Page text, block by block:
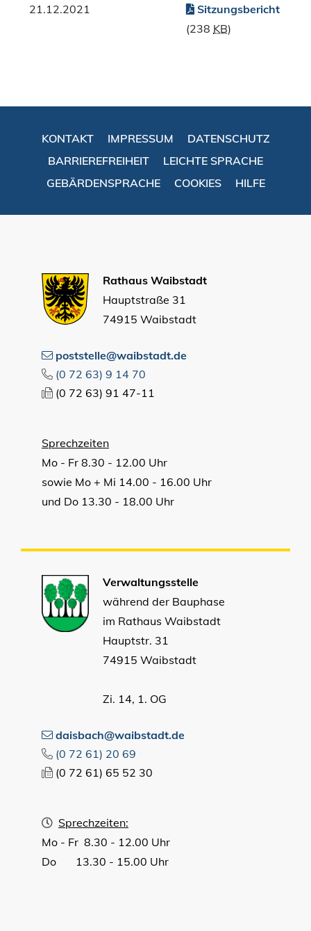
21.12.2021
Sitzungsbericht
(238 KB)
KONTAKT IMPRESSUM
DATENSCHUTZ
BARRIEREFREIHEIT
LEICHTE SPRACHE
GEBÄRDENSPRACHE
COOKIES HILFE
Rathaus Waibstadt
Hauptstraße 31
74915 Waibstadt
poststelle@waibstadt.de
(0 72 63) 9 14 70
(0 72 63) 91 47-11
Sprechzeiten
Mo - Fr 8.30 - 12.00 Uhr
sowie Mo + Mi 14.00 - 16.00 Uhr
und Do 13.30 - 18.00 Uhr
Verwaltungsstelle
während der Bauphase
im Rathaus Waibstadt
Hauptstr. 31
74915 Waibstadt
Zi. 14, 1. OG
daisbach@waibstadt.de
(0 72 61) 20 69
(0 72 61) 65 52 30
Sprechzeiten:
Mo - Fr 8.30 - 12.00 Uhr
Do 13.30 - 15.00 Uhr